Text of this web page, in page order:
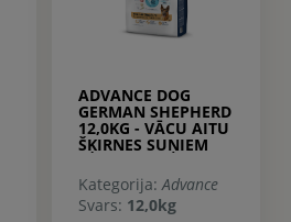
ADVANCE DOG
GERMAN SHEPHERD
12,0KG - VĀCU AITU
ŠĶIRNES SUŅIEM
Kategorija: Advance
Svars: 12,0kg